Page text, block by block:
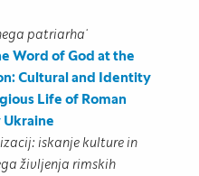
patriarha‘
Word of God at the
Cultural and Identity
Life of Roman
iskanje kulture in
življenja rimskih